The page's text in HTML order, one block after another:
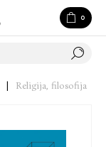
0
Religija, filosofija